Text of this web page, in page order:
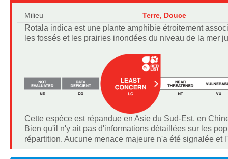
Milieu Terre, Douce
Rotala indica est une plante amphibie étroitement
les fossés et les prairies inondées du niveau de la mer
Cette espèce est répandue en Asie du Sud-Est, en
Bien qu'il n'y ait pas d'informations détaillées sur les
répartition. Aucune menace majeure n'a été signalée